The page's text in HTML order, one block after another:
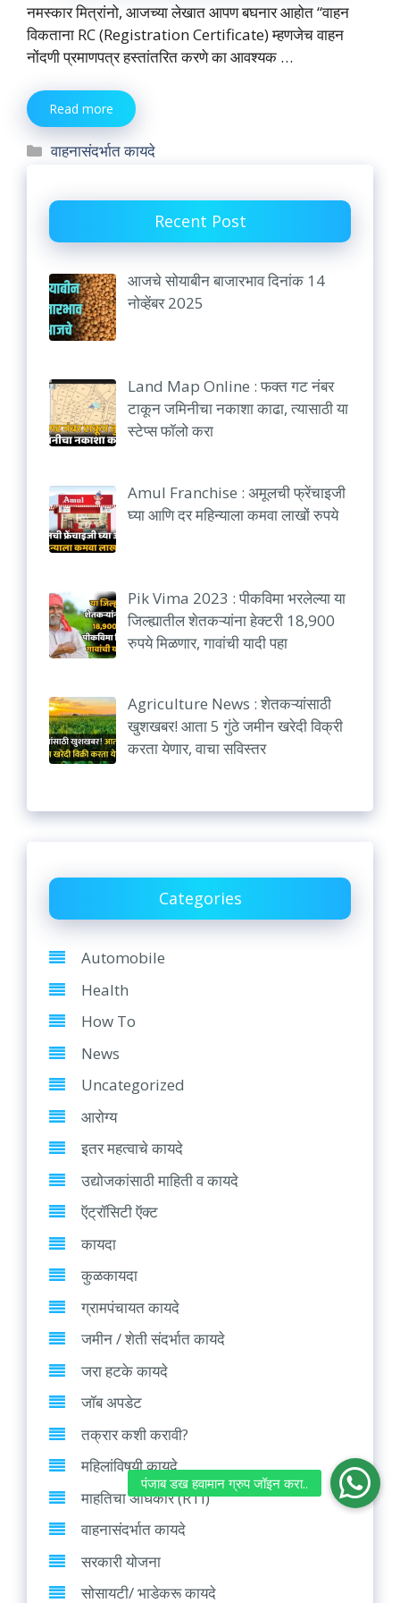
नमस्कार मित्रांनो, आजच्या लेखात आपण बघनार आहोत “वाहन
विकताना RC (Registration Certificate) म्हणजेच वाहन
नोंदणी प्रमाणपत्र हस्तांतरित करणे का आवश्यक …
Read more
Categories
वाहनासंदर्भात कायदे
Recent Post
आजचे सोयाबीन बाजारभाव दिनांक 14
नोव्हेंबर 2025
Land Map Online : फक्त गट नंबर
टाकून जमिनीचा नकाशा काढा, त्यासाठी या
स्टेप्स फॉलो करा
Amul Franchise : अमूलची फ्रेंचाइजी
घ्या आणि दर महिन्याला कमवा लाखों रुपये
Pik Vima 2023 : पीकविमा भरलेल्या या
जिल्ह्यातील शेतकऱ्यांना हेक्टरी 18,900
रुपये मिळणार, गावांची यादी पहा
Agriculture News : शेतकऱ्यांसाठी
खुशखबर! आता 5 गुंठे जमीन खरेदी विक्री
करता येणार, वाचा सविस्तर
Categories
Automobile
Health
How To
News
Uncategorized
आरोग्य
इतर महत्वाचे कायदे
उद्योजकांसाठी माहिती व कायदे
ऍट्रॉसिटी ऍक्ट
कायदा
कुळकायदा
ग्रामपंचायत कायदे
जमीन / शेती संदर्भात कायदे
जरा हटके कायदे
जॉब अपडेट
तक्रार कशी करावी?
महिलांविषयी कायदे
माहतिचा अधिकार (RTI)
वाहनासंदर्भात कायदे
सरकारी योजना
सोसायटी/ भाडेकरू कायदे